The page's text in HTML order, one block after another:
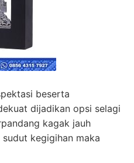
beserta
dijadikan opsi selagi
kagak jauh
kegigihan maka